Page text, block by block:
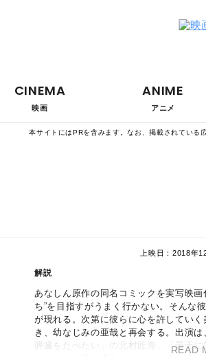
CINEMA
映画
ANIME
アニメ
本サイトにはPRを含みます。なお、掲載されている
上映日：2018年
解説
あなしん原作の同名コミックを実写映
ち”を目指すがうまく行かない。そんな
が現れる。次第に彼らに心を許してい
き、幼なじみの亜哉と再会する。出演
膵臓をたべたい」の北村匠海、「曇天
READ